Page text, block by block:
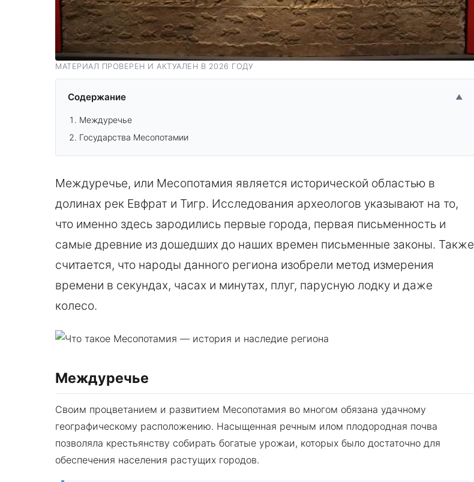
МАТЕРИАЛ ПРОВЕРЕН И АКТУАЛЕН В 2026 ГОДУ
Содержание ▲
Междуречье
Государства Месопотамии
Междуречье, или Месопотамия является исторической областью в
долинах рек Евфрат и Тигр. Исследования археологов указывают на то,
что именно здесь зародились первые города, первая письменность и
самые древние из дошедших до наших времен письменные законы. Также
считается, что народы данного региона изобрели метод измерения
времени в секундах, часах и минутах, плуг, парусную лодку и даже
колесо.
Междуречье
Своим процветанием и развитием Месопотамия во многом обязана удачному
географическому расположению. Насыщенная речным илом плодородная почва
позволяла крестьянству собирать богатые урожаи, которых было достаточно для
обеспечения населения растущих городов.